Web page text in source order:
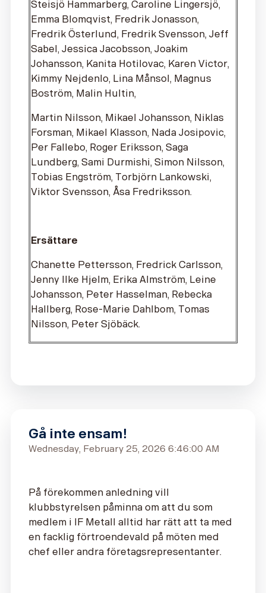
Steisjö Hammarberg, Caroline Lingersjö,
Emma Blomqvist, Fredrik Jonasson,
Fredrik Österlund, Fredrik Svensson, Jeff
Sabel, Jessica Jacobsson, Joakim
Johansson, Kanita Hotilovac, Karen Victor,
Kimmy Nejdenlo, Lina Månsol, Magnus
Boström, Malin Hultin,
Martin Nilsson, Mikael Johansson, Niklas
Forsman, Mikael Klasson, Nada Josipovic,
Per Fallebo, Roger Eriksson, Saga
Lundberg, Sami Durmishi, Simon Nilsson,
Tobias Engström, Torbjörn Lankowski,
Viktor Svensson, Åsa Fredriksson.
Ersättare
Chanette Pettersson, Fredrick Carlsson,
Jenny Ilke Hjelm, Erika Almström, Leine
Johansson, Peter Hasselman, Rebecka
Hallberg, Rose-Marie Dahlbom, Tomas
Nilsson, Peter Sjöbäck.
Gå inte ensam!
Wednesday, February 25, 2026 6:46:00 AM
På förekommen anledning vill
klubbstyrelsen påminna om att du som
medlem i IF Metall alltid har rätt att ta med
en facklig förtroendevald på möten med
chef eller andra företagsrepresentanter.